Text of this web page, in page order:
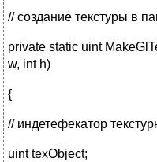
// создание текстуры в
private static uint
w, int h)
{
// индетефекатор
uint texObject;